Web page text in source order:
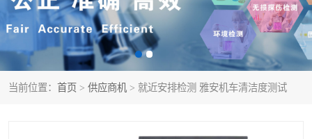
当前位置： 首页 > 供应商机 > 就近安排检测 雅安机车清洁度测试
防护网检测 磁性检测
无损检测 燃烧等级检测
可靠性检测 产品检测